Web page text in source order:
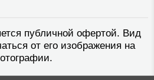
публичной офертой. Вид
от его изображения на